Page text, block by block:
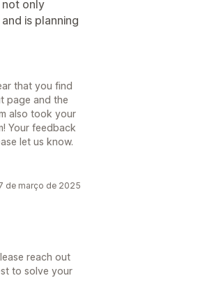
not only
is planning
that you find
page and the
also took your
Your feedback
let us know.
de março de 2025
reach out
to solve your